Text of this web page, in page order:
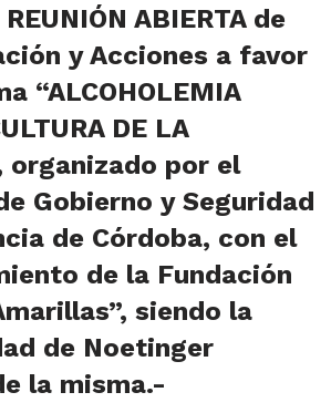
ABIERTA de
y Acciones a favor
“ALCOHOLEMIA
DE LA
organizado por el
Gobierno y Seguridad
de Córdoba, con el
de la Fundación
siendo la
de Noetinger
la misma.-